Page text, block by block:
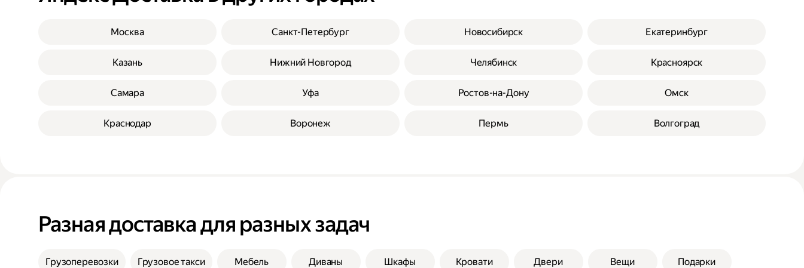
Москва Санкт-Петербург Новосибирск Екатеринбург
Казань Нижний Новгород Челябинск Красноярск
Самара Уфа Ростов-на-Дону Омск
Краснодар Воронеж Пермь Волгоград
Разная доставка для разных задач
Грузоперевозки Грузовое такси Мебель Диваны Шкафы Кровати Двери Вещи Подарки